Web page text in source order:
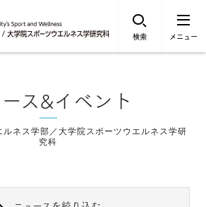
検索 メニュー
ス&イベント
ネス学部／大学院スポーツウエルネス学研
究科